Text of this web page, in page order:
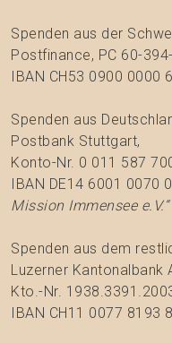
Spenden aus der
Postfinance, PC 60-
IBAN CH53 0900 0000
Spenden aus
Postbank Stuttgart,
Konto-Nr. 0 011 587
IBAN DE14 6001 0070
Mission Immensee
Spenden aus dem
Luzerner Kantonalbank
Kto.-Nr.
IBAN CH11 0077 8193